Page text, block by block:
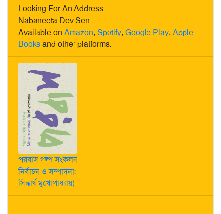
Looking For An Address
Nabaneeta Dev Sen
Available on Amazon, Spotify, Google Play, Apple
Booksand other platforms.
পরবাস গল্প সংকলন-
নির্বাচন ও সম্পাদনা:
সিদ্ধার্থ মুখোপাধ্যায়)